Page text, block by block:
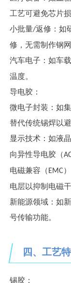
工艺可避免芯片损
小批量/返修：如
修，无需制作钢
汽车电子：如车载
温度。
导电胶：
微电子封装：如
替代传统锡焊以
显示技术：如液晶
向异性导电胶（
电磁兼容（ EMC
电层以抑制电磁干
新能源领域：如
号传输功能。
四、工艺
锡胶：